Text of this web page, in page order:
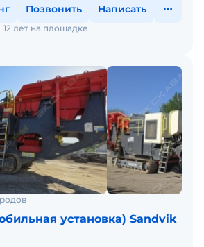
Позвонить Написать
12 лет на площадке
установка) Sandvik